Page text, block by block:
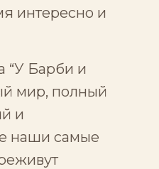
интересно и
“У Барби и
мир, полный
и
наши самые